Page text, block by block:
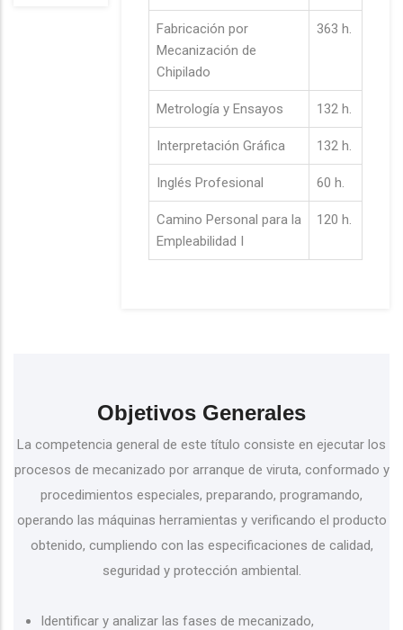
Fabricación por
Mecanización de
Chipilado
363 h.
Metrología y Ensayos 132 h.
Interpretación Gráfica 132 h.
Inglés Profesional 60 h.
Camino Personal para la
Empleabilidad I
120 h.
Objetivos Generales
La competencia general de este título consiste en ejecutar los
procesos de mecanizado por arranque de viruta, conformado y
procedimientos especiales, preparando, programando,
operando las máquinas herramientas y verificando el producto
obtenido, cumpliendo con las especificaciones de calidad,
seguridad y protección ambiental.
Identificar y analizar las fases de mecanizado,